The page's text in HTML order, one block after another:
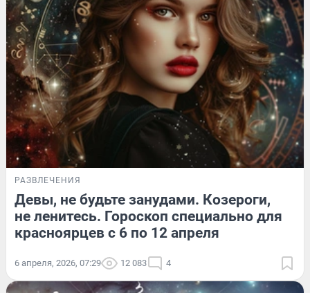
РАЗВЛЕЧЕНИЯ
Девы, не будьте занудами. Козероги,
не ленитесь. Гороскоп специально для
красноярцев с 6 по 12 апреля
6 апреля, 2026, 07:29 12 083 4